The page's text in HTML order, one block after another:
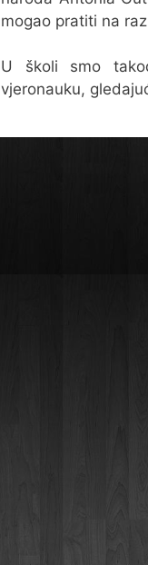
mogao pratiti na
U školi smo
vjeronauku,